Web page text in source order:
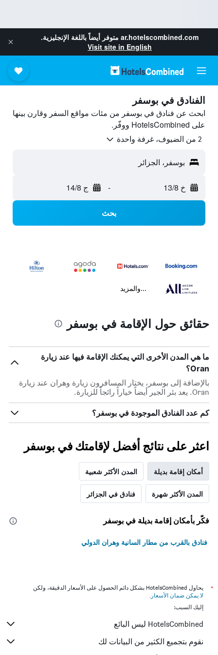
ar.hotelscombined.com متوفر أيضاً باللغة الإنجليزية.
Visit site in English
الفنادق في بوسفر
ابحث عن فنادق في بوسفر من مئات مواقع السفر وقارن بينها
على HotelsCombined ووفّر.
2 من الضيوف، غرفة واحدة
بوسفر، الجزائر
خ 13/8 - ج 14/8
بحث
...والمزيد
حقائق حول الإقامة في بوسفر
ما هي المدن الأخرى التي يمكنك الإقامة فيها عند زيارة
Oran؟
بالإضافة إلى بوسفر، يختار المسافرون زيارة وهران عند زيارة
Oran. يعد بئر الجير أيضاً خياراً رائجاً للزيارة.
كم عدد الفنادق الموجودة في بوسفر؟
اعثر على نتائج أفضل لإقامتك في بوسفر
أمكان إقامة بديلة المدن الأكثر شعبية
المدن الأكثر شهرة فنادق في الجزائر
فكّر بأمكان إقامة بديلة في بوسفر
فنادق بالقرب من مطار السانية وهران الدولي
*
يحاول HotelsCombined بشكل دائم الحصول على الأسعار الدقيقة، ولكن
لا يمكن ضمان الأسعار .
إليك السبب:
HotelsCombined ليس البائع
نقوم بتجميع الكثير من البيانات لك